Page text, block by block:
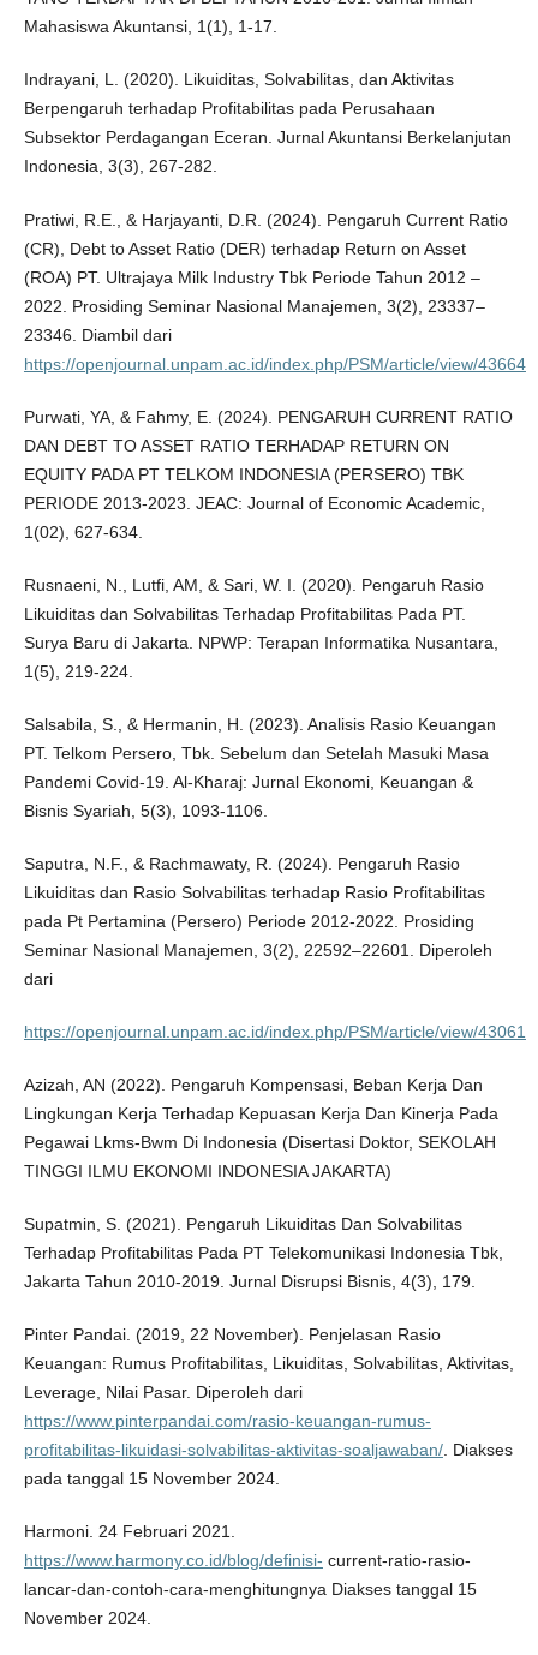
Mahasiswa Akuntansi, 1(1), 1-17.
Indrayani, L. (2020). Likuiditas, Solvabilitas, dan Aktivitas
Berpengaruh terhadap Profitabilitas pada Perusahaan
Subsektor Perdagangan Eceran. Jurnal Akuntansi Berkelanjutan
Indonesia, 3(3), 267-282.
Pratiwi, R.E., & Harjayanti, D.R. (2024). Pengaruh Current Ratio
(CR), Debt to Asset Ratio (DER) terhadap Return on Asset
(ROA) PT. Ultrajaya Milk Industry Tbk Periode Tahun 2012 –
2022. Prosiding Seminar Nasional Manajemen, 3(2), 23337–
23346. Diambil dari
https://openjournal.unpam.ac.id/index.php/PSM/article/view/43664
Purwati, YA, & Fahmy, E. (2024). PENGARUH CURRENT RATIO
DAN DEBT TO ASSET RATIO TERHADAP RETURN ON
EQUITY PADA PT TELKOM INDONESIA (PERSERO) TBK
PERIODE 2013-2023. JEAC: Journal of Economic Academic,
1(02), 627-634.
Rusnaeni, N., Lutfi, AM, & Sari, W. I. (2020). Pengaruh Rasio
Likuiditas dan Solvabilitas Terhadap Profitabilitas Pada PT.
Surya Baru di Jakarta. NPWP: Terapan Informatika Nusantara,
1(5), 219-224.
Salsabila, S., & Hermanin, H. (2023). Analisis Rasio Keuangan
PT. Telkom Persero, Tbk. Sebelum dan Setelah Masuki Masa
Pandemi Covid-19. Al-Kharaj: Jurnal Ekonomi, Keuangan &
Bisnis Syariah, 5(3), 1093-1106.
Saputra, N.F., & Rachmawaty, R. (2024). Pengaruh Rasio
Likuiditas dan Rasio Solvabilitas terhadap Rasio Profitabilitas
pada Pt Pertamina (Persero) Periode 2012-2022. Prosiding
Seminar Nasional Manajemen, 3(2), 22592–22601. Diperoleh
dari
https://openjournal.unpam.ac.id/index.php/PSM/article/view/43061
Azizah, AN (2022). Pengaruh Kompensasi, Beban Kerja Dan
Lingkungan Kerja Terhadap Kepuasan Kerja Dan Kinerja Pada
Pegawai Lkms-Bwm Di Indonesia (Disertasi Doktor, SEKOLAH
TINGGI ILMU EKONOMI INDONESIA JAKARTA)
Supatmin, S. (2021). Pengaruh Likuiditas Dan Solvabilitas
Terhadap Profitabilitas Pada PT Telekomunikasi Indonesia Tbk,
Jakarta Tahun 2010-2019. Jurnal Disrupsi Bisnis, 4(3), 179.
Pinter Pandai. (2019, 22 November). Penjelasan Rasio
Keuangan: Rumus Profitabilitas, Likuiditas, Solvabilitas, Aktivitas,
Leverage, Nilai Pasar. Diperoleh dari
https://www.pinterpandai.com/rasio-keuangan-rumus-
profitabilitas-likuidasi-solvabilitas-aktivitas-soaljawaban/. Diakses
pada tanggal 15 November 2024.
Harmoni. 24 Februari 2021.
https://www.harmony.co.id/blog/definisi- current-ratio-rasio-
lancar-dan-contoh-cara-menghitungnya Diakses tanggal 15
November 2024.